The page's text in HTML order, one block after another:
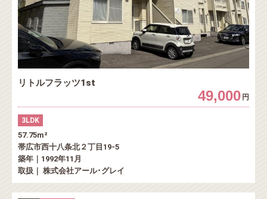
リトルフラッツ1st
49,000 円
3LDK
57.75m²
帯広市西十八条北２丁目19-5
築年｜1992年11月
取扱｜ 株式会社アール･グレイ